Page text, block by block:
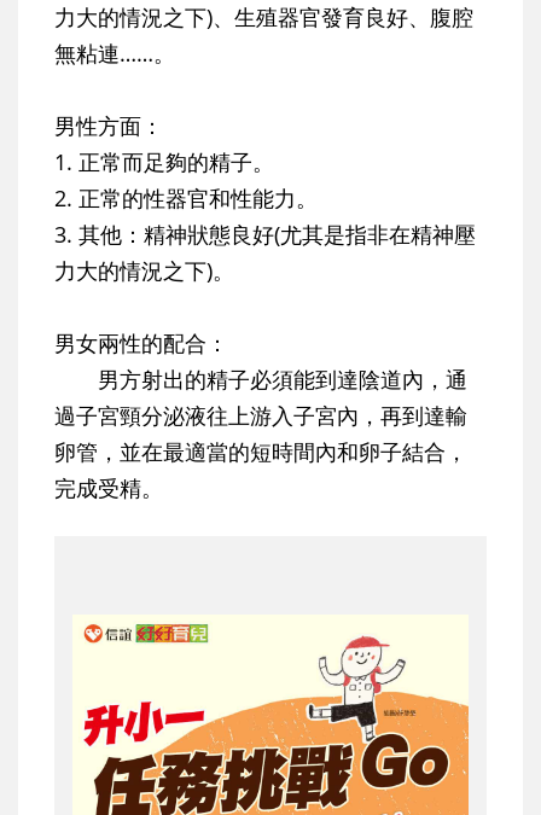
力大的情況之下)、生殖器官發育良好、腹腔
無粘連……。
男性方面：
1. 正常而足夠的精子。
2. 正常的性器官和性能力。
3. 其他：精神狀態良好(尤其是指非在精神壓
力大的情況之下)。
男女兩性的配合：
男方射出的精子必須能到達陰道內，通
過子宮頸分泌液往上游入子宮內，再到達輸
卵管，並在最適當的短時間內和卵子結合，
完成受精。